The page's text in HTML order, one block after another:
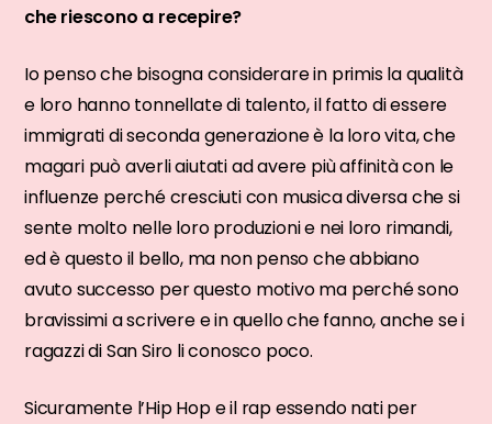
che riescono a recepire?
Io penso che bisogna considerare in primis la qualità
e loro hanno tonnellate di talento, il fatto di essere
immigrati di seconda generazione è la loro vita, che
magari può averli aiutati ad avere più affinità con le
influenze perché cresciuti con musica diversa che si
sente molto nelle loro produzioni e nei loro rimandi,
ed è questo il bello, ma non penso che abbiano
avuto successo per questo motivo ma perché sono
bravissimi a scrivere e in quello che fanno, anche se i
ragazzi di San Siro li conosco poco.
Sicuramente l’Hip Hop e il rap essendo nati per